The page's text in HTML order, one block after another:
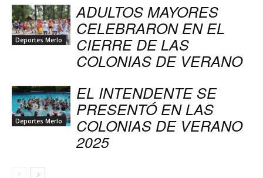
Deportes Merlo
ADULTOS MAYORES
CELEBRARON EN EL
CIERRE DE LAS
COLONIAS DE VERANO
Deportes Merlo
EL INTENDENTE SE
PRESENTÓ EN LAS
COLONIAS DE VERANO
2025